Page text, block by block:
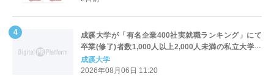
成蹊大学が「有名企業400社実就職ランキング」にて
卒業(修了)者数1,000人以上2,000人未満の私立大学で
全国第1位を獲得！～実就職率は26.5%（前年比＋
4.3pt）に伸長、東京の私立大学でも10位にランクイン
成蹊大学
2026年08月06日 11:20